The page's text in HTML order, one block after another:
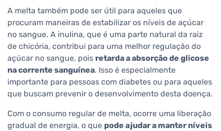
A melta também pode ser útil para aqueles que
procuram maneiras de estabilizar os níveis de açúcar
no sangue. A inulina, que é uma parte natural da raiz
de chicória, contribui para uma melhor regulação do
açúcar no sangue, pois retarda a absorção de glicose
na corrente sanguínea. Isso é especialmente
importante para pessoas com diabetes ou para aqueles
que buscam prevenir o desenvolvimento desta doença.
Com o consumo regular de melta, ocorre uma liberação
gradual de energia, o que pode ajudar a manter níveis